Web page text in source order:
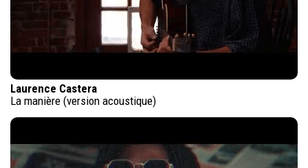
Laurence Castera
La manière (version acoustique)